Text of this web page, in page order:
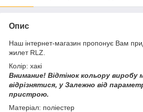
Опис
Наш інтернет-магазин пропонує Вам
жилет RLZ.
Колір: хакі
Внимание! Відтінок кольору виробу
відрізнятися, у Залежно від
пристрою.
Матеріал: поліестер